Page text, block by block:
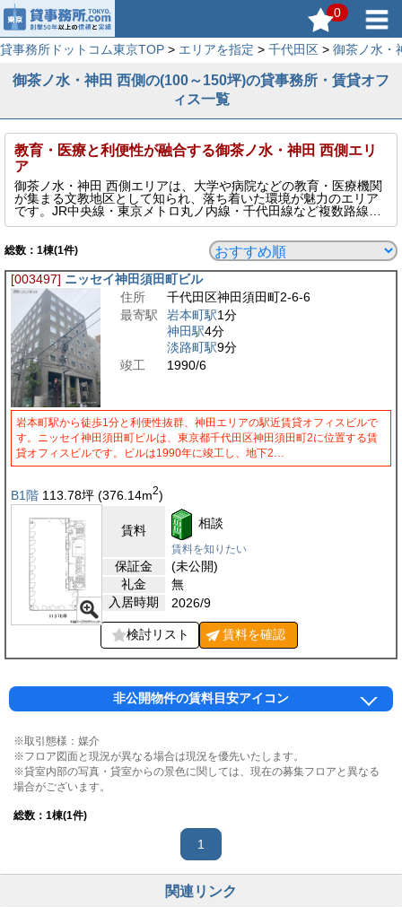
0
貸事務所ドットコム東京TOP > エリアを指定 > 千代田区 > 御茶ノ水・
御茶ノ水・神田 西側の(100～150坪)の貸事務所・賃貸オフ
ィス一覧
教育・医療と利便性が融合する御茶ノ水・神田 西側エリ
ア
御茶ノ水・神田 西側エリアは、大学や病院などの教育・医療機関
が集まる文教地区として知られ、落ち着いた環境が魅力のエリア
です。JR中央線・東京メトロ丸ノ内線・千代田線など複数路線が
利用可能で、都心各所へのアクセスも良好。IT関連や士業、研究
側は賃料も比較的抑えめで、コストと立地のバランスに優れた賃
貸オフィスをお探しの企業様におすすめです。
このページでは、そんな御茶ノ水・神田 西側エリアの100～150坪
の貸事務所を表示しています。
総数： 1棟(1件)
[003497] ニッセイ神田須田町ビル
住所
千代田区神田須田町2-6-6
最寄駅
岩本町駅1分
神田駅4分
淡路町駅9分
竣工
1990/6
岩本町駅から徒歩1分と利便性抜群、神田エリアの駅近賃貸オフィスビルで
す。ニッセイ神田須田町ビルは、東京都千代田区神田須田町2に位置する賃
貸オフィスビルです。ビルは1990年に竣工し、地下2…
B1階 113.78坪 (376.14m2)
賃料 相談
賃料を知りたい
保証金
(未公開)
礼金
無
入居時期
2026/9
検討リスト 賃料を確認
非公開物件の賃料目安アイコン
※取引態様：媒介
※フロア図面と現況が異なる場合は現況を優先いたします。
※貸室内部の写真・貸室からの景色に関しては、現在の募集フロアと異なる
場合がございます。
総数： 1棟(1件)
1
関連リンク